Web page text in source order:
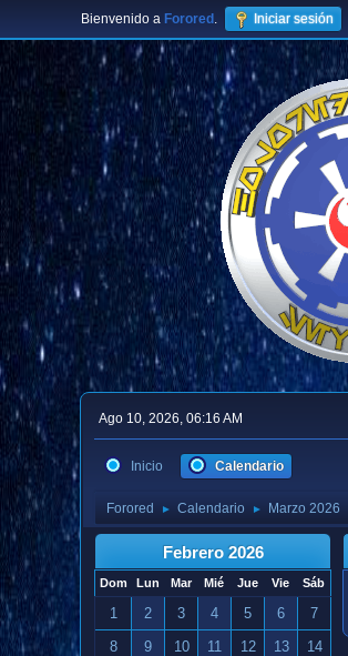
Bienvenido a Forored . Iniciar sesión
Ago 10, 2026, 06:16 AM
Inicio Calendario
Forored ► Calendario ► Marzo 2026
Febrero 2026
Dom Lun Mar Mié Jue Vie Sáb
1 2 3 4 5 6
7
8
9 10 11 12 13
14